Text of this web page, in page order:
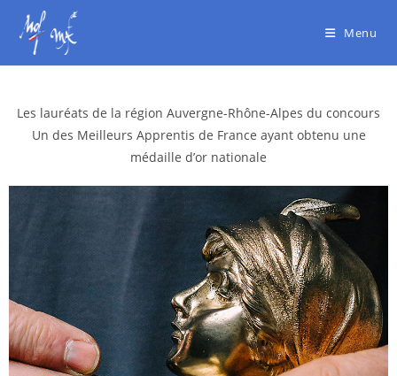
Menu
Les lauréats de la région Auvergne-Rhône-Alpes du concours
Un des Meilleurs Apprentis de France ayant obtenu une
médaille d’or nationale